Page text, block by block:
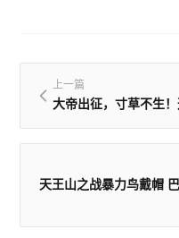
上一篇
大帝出征，寸草不生
天王山之战暴力鸟戴帽